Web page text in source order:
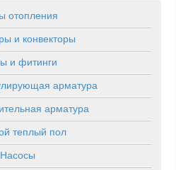
отопления
и конвекторы
и фитинги
арматура
арматура
теплый пол
Насосы